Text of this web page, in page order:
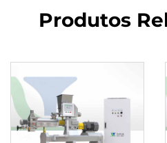
Produtos